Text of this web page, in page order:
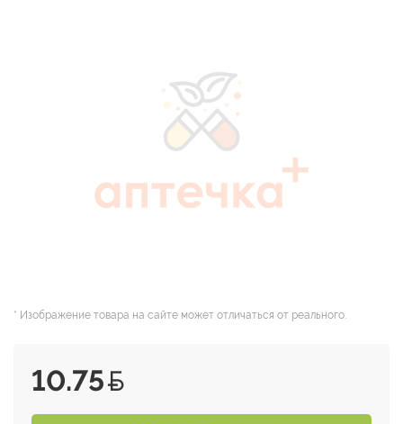
* Изображение товара на сайте может отличаться от реального.
10.75